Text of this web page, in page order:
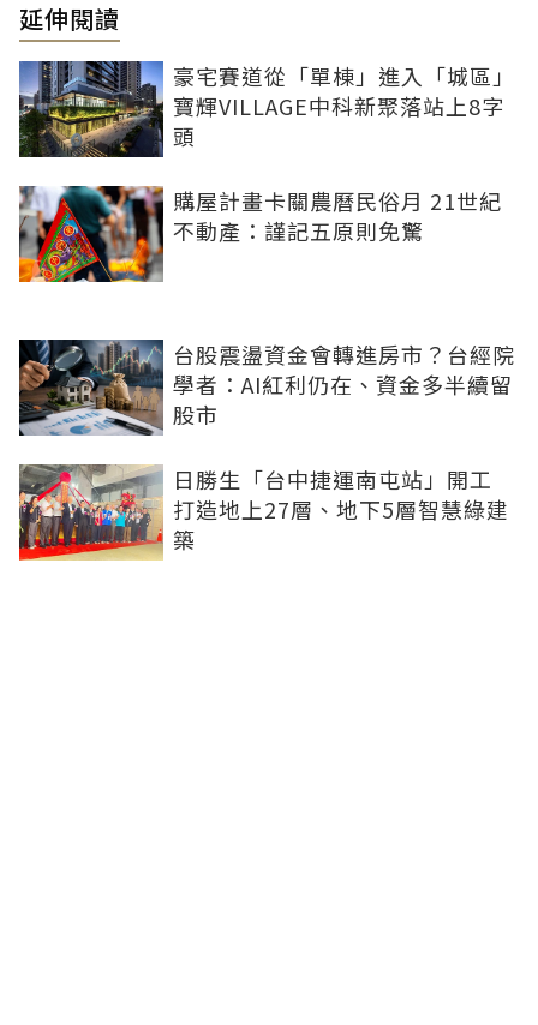
延伸閱讀
豪宅賽道從「單棟」進入「城區」
寶輝VILLAGE中科新聚落站上8字
頭
購屋計畫卡關農曆民俗月 21世紀
不動產：謹記五原則免驚
台股震盪資金會轉進房市？台經院
學者：AI紅利仍在、資金多半續留
股市
日勝生「台中捷運南屯站」開工
打造地上27層、地下5層智慧綠建
築